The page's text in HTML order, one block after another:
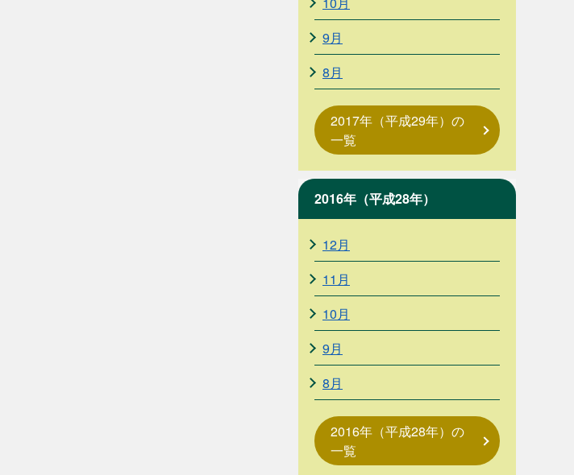
9月
8月
2017年（平成29年）の
一覧
2016年（平成28年）
12月
11月
10月
9月
8月
2016年（平成28年）の
一覧